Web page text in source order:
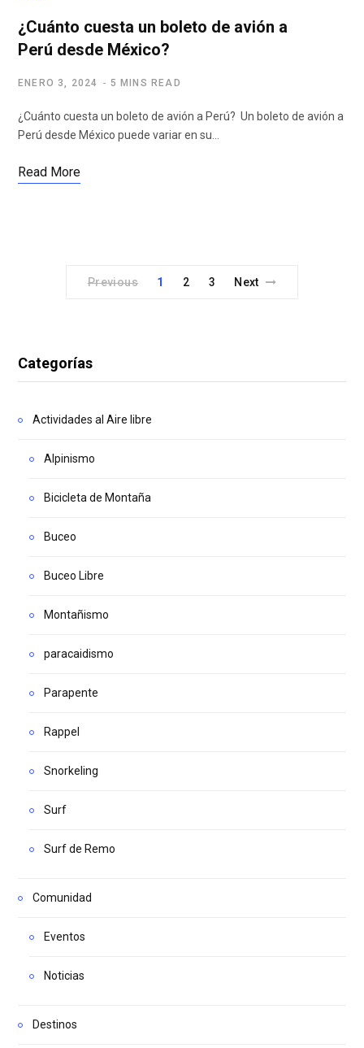
¿Cuánto cuesta un boleto de avión a
Perú desde México?
ENERO 3, 2024 5 MINS READ
¿Cuánto cuesta un boleto de avión a Perú? Un boleto de avión a
Perú desde México puede variar en su…
Read More
Previous 1 2 3 Next
Categorías
Actividades al Aire libre
Alpinismo
Bicicleta de Montaña
Buceo
Buceo Libre
Montañismo
paracaidismo
Parapente
Rappel
Snorkeling
Surf
Surf de Remo
Comunidad
Eventos
Noticias
Destinos